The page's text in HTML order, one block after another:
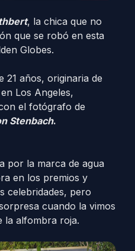
, la chica que no
que se robó en esta
Globes.
21 años, originaria de
Los Angeles,
el fotógrafo de
Stenbach.
por la marca de agua
en los premios y
celebridades, pero
cuando la vimos
la alfombra roja.